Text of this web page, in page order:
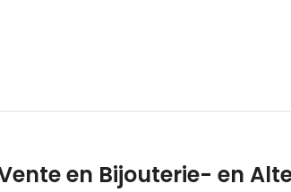
en Bijouterie- en